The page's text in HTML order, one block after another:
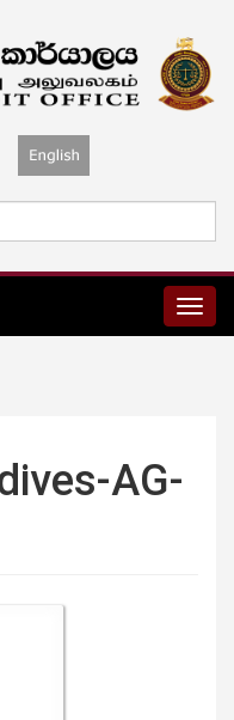
MENU
AG-